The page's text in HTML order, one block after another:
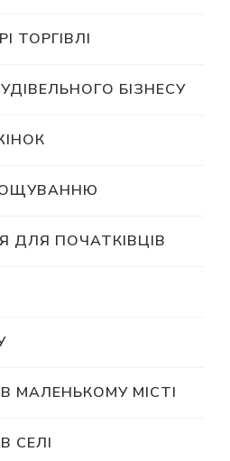
ТОРГІВЛІ
БІЗНЕСУ
ДЛЯ ПОЧАТКІВЦІВ
МАЛЕНЬКОМУ МІСТІ
СЕЛІ